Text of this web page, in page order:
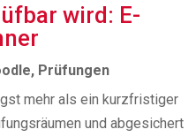
wird: E-
, Prüfungen
mehr als ein kurzfristiger
und abgesichert